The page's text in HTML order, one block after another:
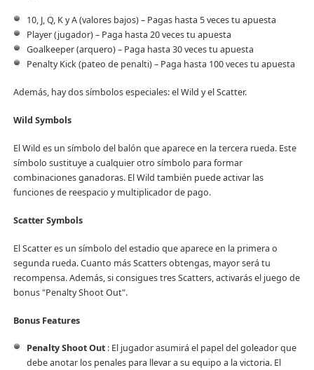
10, J, Q, K y A (valores bajos) – Pagas hasta 5 veces tu apuesta
Player (jugador) – Paga hasta 20 veces tu apuesta
Goalkeeper (arquero) – Paga hasta 30 veces tu apuesta
Penalty Kick (pateo de penalti) – Paga hasta 100 veces tu apuesta
Además, hay dos símbolos especiales: el Wild y el Scatter.
Wild Symbols
El Wild es un símbolo del balón que aparece en la tercera rueda. Este
símbolo sustituye a cualquier otro símbolo para formar
combinaciones ganadoras. El Wild también puede activar las
funciones de reespacio y multiplicador de pago.
Scatter Symbols
El Scatter es un símbolo del estadio que aparece en la primera o
segunda rueda. Cuanto más Scatters obtengas, mayor será tu
recompensa. Además, si consigues tres Scatters, activarás el juego de
bonus "Penalty Shoot Out".
Bonus Features
Penalty Shoot Out : El jugador asumirá el papel del goleador que
debe anotar los penales para llevar a su equipo a la victoria. El